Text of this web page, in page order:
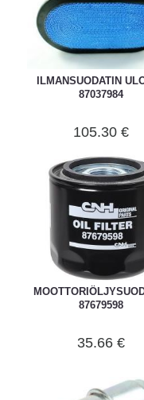
ILMANSUODATIN
87037984
105.30 €
87679598
35.66 €